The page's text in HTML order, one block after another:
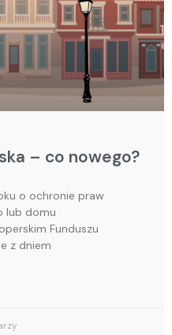
– co nowego?
o ochronie praw
lub domu
Funduszu
z dniem